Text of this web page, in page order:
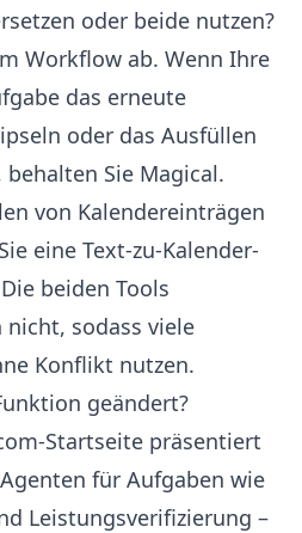
oder beide nutzen?
Workflow ab. Wenn Ihre
das erneute
oder das Ausfüllen
Sie Magical.
von Kalendereinträgen
eine Text-zu-Kalender-
beiden Tools
sodass viele
Konflikt nutzen.
geändert?
Startseite präsentiert
für Aufgaben wie
Leistungsverifizierung –